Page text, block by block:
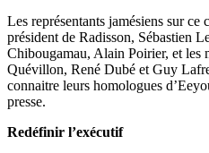
Les représentants jamésiens sur
président de Radisson, Sébastien
Chibougamau, Alain Poirier, et les
Quévillon, René Dubé et Guy
connaitre leurs homologues
presse.
Redéfinir l’exécutif